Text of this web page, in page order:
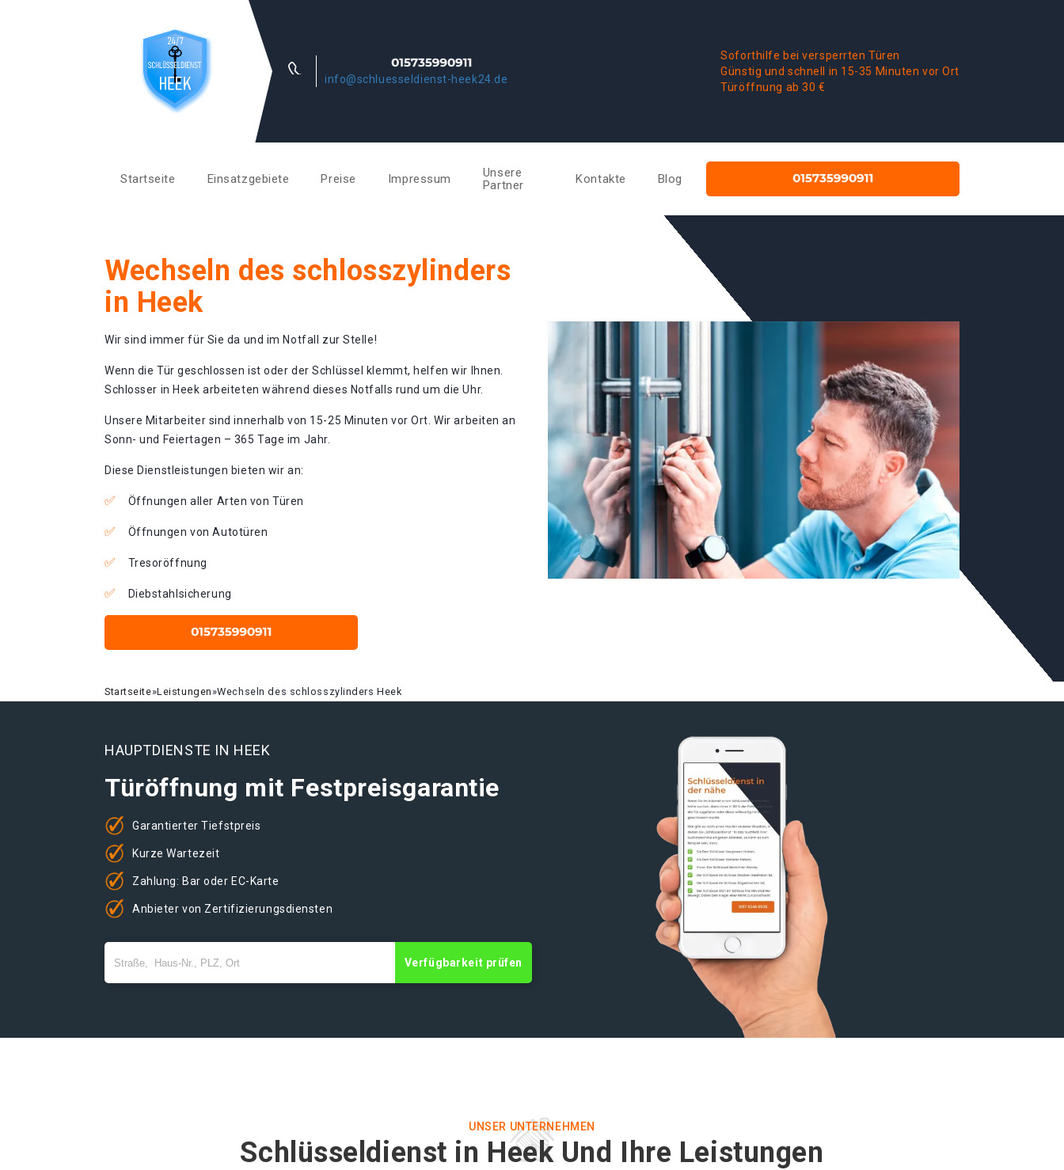
info@schluesseldienst-heek24.de
Soforthilfe bei versperrten Türen
Günstig und schnell in 15-35 Minuten vor Ort
Türöffnung ab 30 €
Startseite Einsatzgebiete Preise Impressum
Unsere
Partner
Kontakte Blog
Wechseln des schlosszylinders
in Heek
Wir sind immer für Sie da und im Notfall zur Stelle!
Wenn die Tür geschlossen ist oder der Schlüssel klemmt, helfen wir Ihnen.
Schlosser in Heek arbeiteten während dieses Notfalls rund um die Uhr.
Unsere Mitarbeiter sind innerhalb von 15-25 Minuten vor Ort. Wir arbeiten an
Sonn- und Feiertagen – 365 Tage im Jahr.
Diese Dienstleistungen bieten wir an:
Öffnungen aller Arten von Türen
Öffnungen von Autotüren
Tresoröffnung
Diebstahlsicherung
Startseite»Leistungen»Wechseln des schlosszylinders Heek
HAUPTDIENSTE IN HEEK
Türöffnung mit Festpreisgarantie
Garantierter Tiefstpreis
Kurze Wartezeit
Zahlung: Bar oder EC-Karte
Anbieter von Zertifizierungsdiensten
Verfügbarkeit prüfen
UNSER UNTERNEHMEN
Schlüsseldienst in Heek Und Ihre Leistungen